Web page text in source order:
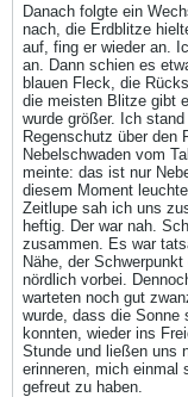
Danach folgte ein
nach, die Erdblitze
auf, fing er wieder an.
an. Dann schien es
blauen Fleck, die
die meisten Blitze gibt
wurde größer. Ich
Regenschutz über den
Nebelschwaden vom
meinte: das ist nur
diesem Moment
Zeitlupe sah ich uns
heftig. Der war nah.
zusammen. Es war
Nähe, der
nördlich vorbei.
warteten noch gut
wurde, dass die Sonne
konnten, wieder ins
Stunde und ließen uns
erinneren, mich einmal
gefreut zu haben.